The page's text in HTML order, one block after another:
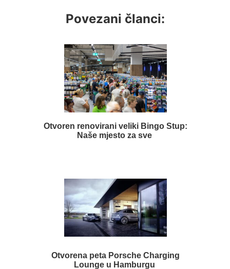
Povezani članci:
Otvoren renovirani veliki Bingo Stup:
Naše mjesto za sve
Otvorena peta Porsche Charging
Lounge u Hamburgu